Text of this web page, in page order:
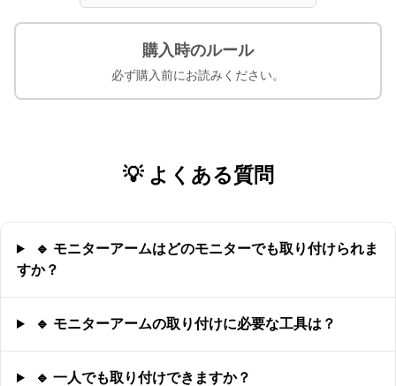
購入時のルール
必ず購入前にお読みください。
💡 よくある質問
🔹 モニターアームはどのモニターでも取り付けられま
すか？
🔹 モニターアームの取り付けに必要な工具は？
🔹 一人でも取り付けできますか？